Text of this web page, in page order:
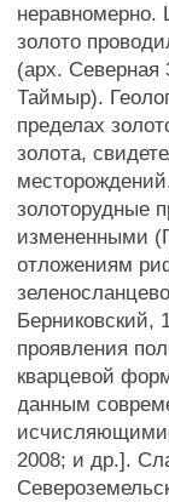
неравномерно.
золото
(арх. Северная
Таймыр).
пределах
золота,
золоторудные
измененными
отложениям
Берниковский,
проявления
кварцевой
данным
2008; и др.].